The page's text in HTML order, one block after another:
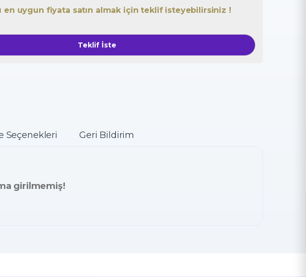
en uygun fiyata satın almak için teklif isteyebilirsiniz !
Teklif İste
Seçenekleri Geri Bildirim
girilmemiş!